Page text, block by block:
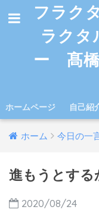
フラク
ラクタ
ー 髙橋
ホームページ 自己紹
ホーム 今日の一
進もうとする
2020/08/24